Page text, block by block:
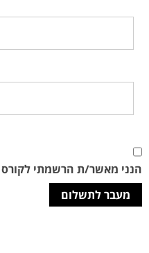
הנני מאשר/ת הרשמתי לקורס